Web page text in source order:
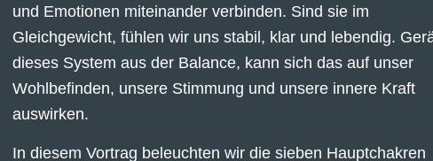
und Emotionen miteinander verbinden. Sind sie im
Gleichgewicht, fühlen wir uns stabil, klar und lebendig.
dieses System aus der Balance, kann sich das auf unser
Wohlbefinden, unsere Stimmung und unsere innere Kraft
auswirken.
In diesem Vortrag beleuchten wir die sieben Hauptchakren